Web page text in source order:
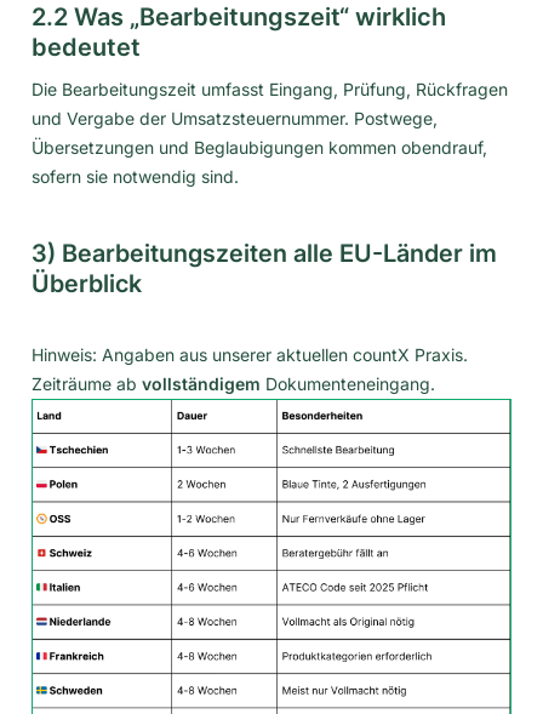
2.2 Was „Bearbeitungszeit“ wirklich
bedeutet
Die Bearbeitungszeit umfasst Eingang, Prüfung, Rückfragen
und Vergabe der Umsatzsteuernummer. Postwege,
Übersetzungen und Beglaubigungen kommen obendrauf,
sofern sie notwendig sind.
3) Bearbeitungszeiten alle EU-Länder im
Überblick
Hinweis: Angaben aus unserer aktuellen countX Praxis.
Zeiträume ab vollständigem Dokumenteneingang.